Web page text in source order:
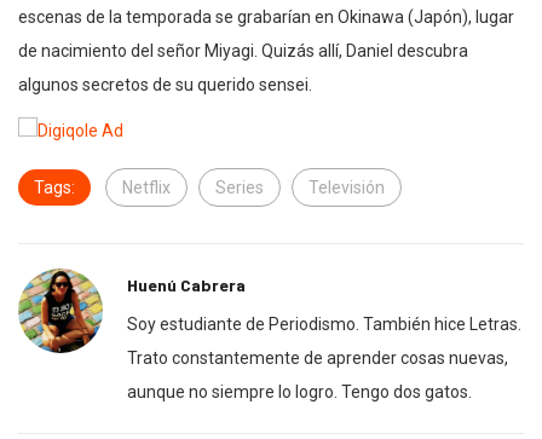
escenas de la temporada se grabarían en Okinawa (Japón), lugar
de nacimiento del señor Miyagi. Quizás allí, Daniel descubra
algunos secretos de su querido sensei.
Tags: Netflix Series Televisión
Huenú Cabrera
Soy estudiante de Periodismo. También hice Letras.
Trato constantemente de aprender cosas nuevas,
aunque no siempre lo logro. Tengo dos gatos.